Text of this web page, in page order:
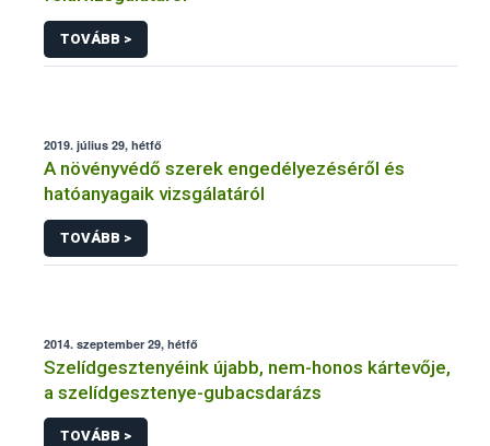
TOVÁBB >
2019. július 29, hétfő
A növényvédő szerek engedélyezéséről és
hatóanyagaik vizsgálatáról
TOVÁBB >
2014. szeptember 29, hétfő
Szelídgesztenyéink újabb, nem-honos kártevője,
a szelídgesztenye-gubacsdarázs
TOVÁBB >